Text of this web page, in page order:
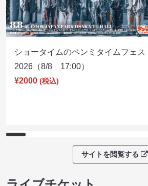
ショータイムのペンミタイムフェス
2026（8/8 17:00）
¥2000 (税込)
サイトを閲覧する